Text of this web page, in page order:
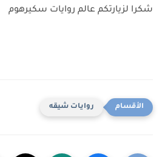
شكرا لزيارتكم عالم روايات سكيرهوم
روايات شيقه